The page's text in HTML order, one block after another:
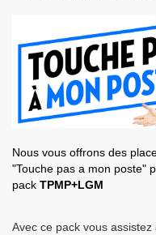
Nous vous offrons des
"Touche pas a mon poste"
pack TPMP+LGM
Avec ce pack vous